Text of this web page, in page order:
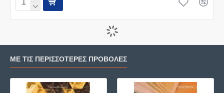
ΜΕ ΤΙΣ ΠΕΡΙΣΣΌΤΕΡΕΣ ΠΡΟΒΟΛΈΣ